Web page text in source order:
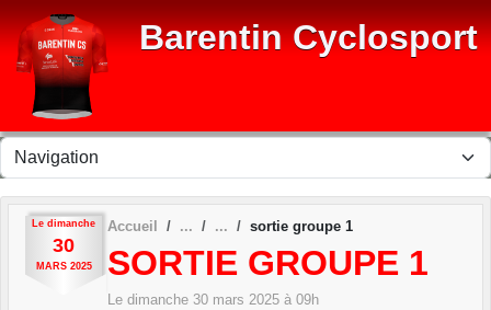
Barentin Cyclosport
Le dimanche
30
MARS 2025
Accueil sortie groupe 1
SORTIE GROUPE 1
Le dimanche 30 mars 2025 à 09h
Panneau de gestion des cookies